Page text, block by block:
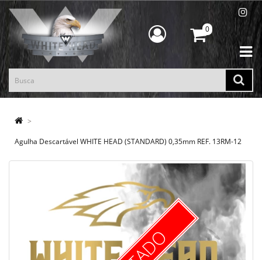
0
Agulha Descartável WHITE HEAD (STANDARD) 0,35mm REF. 13RM-12